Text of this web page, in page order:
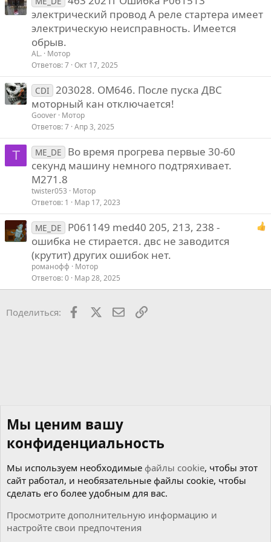
электрический провод А реле стартера имеет
электрическую неисправность. Имеется
обрыв.
AL. Мотор
Ответов 7 Окт 17, 2025
CDI
203028. OM646. После пуска ДВС
моторный кан отключается!
Goover Мотор
Ответов 7 Апр 3, 2025
T ME_DE
Во время прогрева первые 30-60
секунд машину немного подтряхивает.
M271.8
twister053
Мотор
Ответов 1 Мар 17, 2023
ME_DE
P061149 med40 205, 213, 238 -
ошибка не стирается. двс не заводится
(крутит) других ошибок нет.
романофф
Мотор
Ответов 0 Мар 28, 2025
Поделиться: Facebook ПочтаСсылкой
Мы ценим вашу
конфиденциальность
Мы используем необходимые файлы cookie, чтобы этот
сайт работал, и необязательные файлы cookie, чтобы
сделать его более удобным для вас.
Просмотрите дополнительную информацию и
настройте свои предпочтения